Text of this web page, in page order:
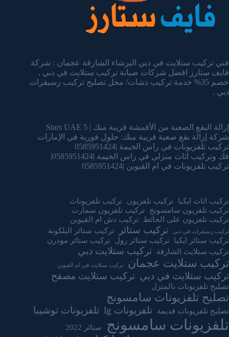
فني تركيب ستلايت في دبي البرشاء الشارقة عجمان : شركة
فايف ستارز افضل شركات صيانة تركيب ستلايت في دبي ,
خصم 35% خدمة تركيب دشات/ محل تصليح تركيب رسيفرات
دبي .
إزالة البقع الصعبة من الأقمشة قريبة منك | 5 Stars UAE
شركة إزالة بقع صعبة قريبة منك: حلول فورية في الإمارات
تركيب تلفزيونات في راس الخيمة |0585951424
فك وتركيب اثاث منزلي في راس الخيمة |0585951424|
تركيب تلفزيونات في ام القيوين |0585951424
تركيب اثاث ايكيا تركيب تلفزيون
تركيب تلفزيونات
تركيب تلفزيون سامسونج
تركيب تلفزيون سمارت
تركيب تلفزيون على الحائط
تركيب دش ام القيوين
تركيب رسيفرات في دبي تركيب ستائر
تركيب ستائر البلكونة
تركيب ستائر ايكيا
تركيب ستائر رول
تركيب ستائر مودرن
تركيب ستلايت الشارقة
تركيب ستلايت دبي
تركيب ستلايت عجمان تركيب ستلايت في ام القيوين
تركيب ستلايت في دبي تركيب ستلايت مصفح
تصليح تلفزيونات بالمنزل
تصليح تلفزيونات سامسونج
تصليح تلفزيونات قديمة تلفزيونات lg تلفزيونات توشيبا
تلفزيونات سامسونج ستائر 2022